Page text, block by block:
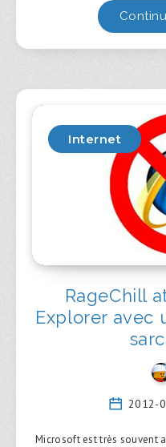
Internet
RageChill
Explorer avec
2012-
Microsoft est très souvent